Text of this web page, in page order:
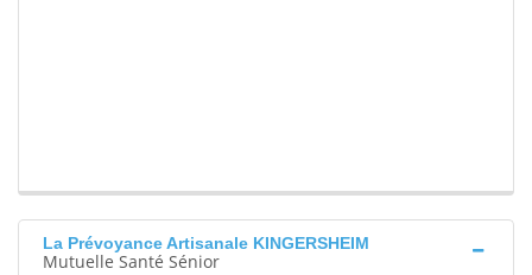
La Prévoyance Artisanale KINGERSHEIM
Mutuelle Santé Sénior